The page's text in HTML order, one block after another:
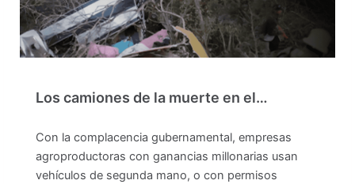
Los camiones de la muerte en el…
Con la complacencia gubernamental, empresas
agroproductoras con ganancias millonarias usan
vehículos de segunda mano, o con permisos